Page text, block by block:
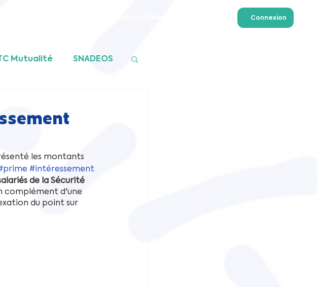
Connexion
Mutualité SNADEOS
les montants
#intéressement
de la Sécurité
complément d'une
du point sur